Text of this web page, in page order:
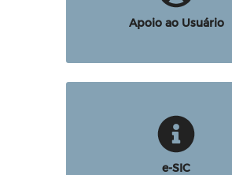
Apoio ao Usuário
e-SIC